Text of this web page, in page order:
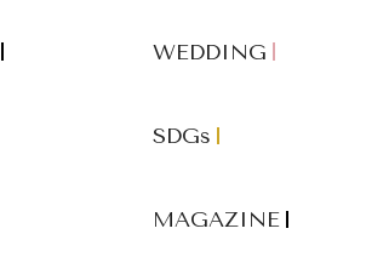
WEDDING
SDGs
MAGAZINE